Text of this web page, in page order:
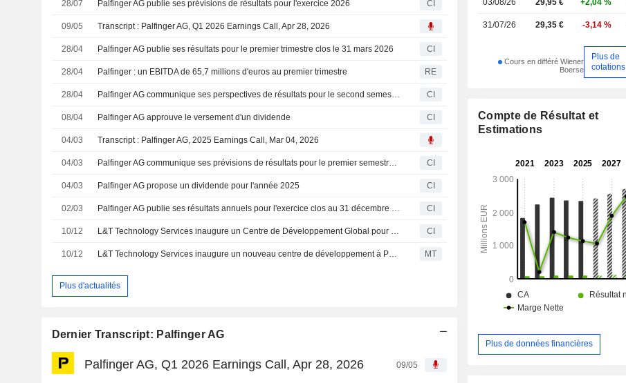
28/07 Palfinger AG publie ses prévisions de résultats pour l'exercice 2026 CI
09/05 Transcript : Palfinger AG, Q1 2026 Earnings Call, Apr 28, 2026
28/04 Palfinger AG publie ses résultats pour le premier trimestre clos le 31 mars 2026 CI
28/04 Palfinger : un EBITDA de 65,7 millions d'euros au premier trimestre RE
28/04 Palfinger AG communique ses perspectives de résultats pour le second semestre 2026 CI
08/04 Palfinger AG approuve le versement d'un dividende CI
04/03 Transcript : Palfinger AG, 2025 Earnings Call, Mar 04, 2026
04/03 Palfinger AG communique ses prévisions de résultats pour le premier semestre et l'année 2026 CI
04/03 Palfinger AG propose un dividende pour l'année 2025 CI
02/03 Palfinger AG publie ses résultats annuels pour l'exercice clos au 31 décembre 2025 CI
10/12 L&T Technology Services inaugure un Centre de Développement Global pour accélérer l'innovation produit avec PALFINGER CI
10/12 L&T Technology Services inaugure un nouveau centre de développement à Pune, en Inde MT
Plus d'actualités
Dernier Transcript: Palfinger AG
Palfinger AG, Q1 2026 Earnings Call, Apr 28, 2026 09/05
03/08/26 29,95 € +2,04 %
31/07/26 29,35 € -3,14 %
Cours en différé Wiener
Boerse
Plus de
cotations
Compte de Résultat et
Estimations
Plus de données financières